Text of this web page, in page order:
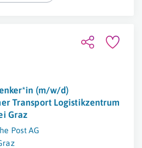
(m/w/d)
Transport Logistikzentrum
Graz
Post AG